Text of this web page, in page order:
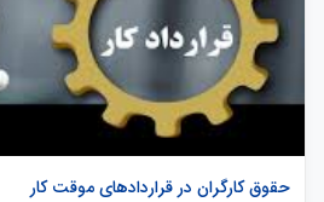
حقوق کارگران در قراردادهای موقت کار